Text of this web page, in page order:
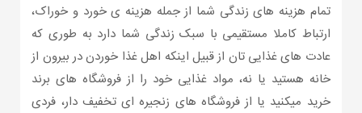
تمام هزینه های زندگی شما از جمله هزینه ی خورد و خوراک،
ارتباط کاملا مستقیمی با سبک زندگی شما دارد به طوری که
عادت های غذایی تان از قبیل اینکه اهل غذا خوردن در بیرون از
خانه هستید یا نه، مواد غذایی خود را از فروشگاه های برند
خرید میکنید یا از فروشگاه های زنجیره ای تخفیف دار، فردی